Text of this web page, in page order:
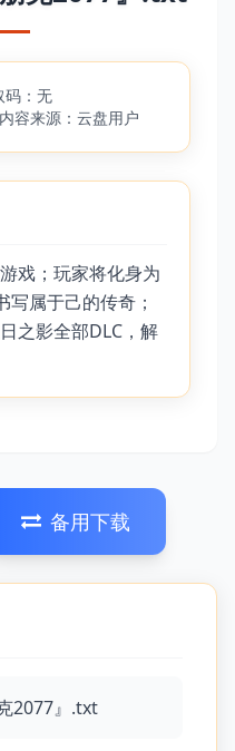
码：无
内容来源：云盘用户
戏；玩家将化身为
属于己的传奇；
之影全部DLC，解
备用下载
2077』.txt